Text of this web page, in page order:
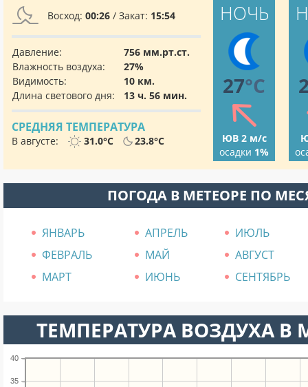
Восход: 00:26 / Закат: 15:54
Давление:
756 мм.рт.ст.
Влажность воздуха:
27%
Видимость:
10 км.
Длина светового дня:
13 ч. 56 мин.
СРЕДНЯЯ ТЕМПЕРАТУРА
В августе: 31.0°C 23.8°C
НОЧЬ
27°C
ЮВ 2 м/с
осадки 1%
ПОГОДА В МЕТЕОРЕ ПО
ЯНВАРЬ АПРЕЛЬ
ИЮЛЬ
ФЕВРАЛЬ
МАЙ
АВГУСТ
МАРТ
ИЮНЬ СЕНТЯБРЬ
ТЕМПЕРАТУРА ВОЗДУХА В
35
40